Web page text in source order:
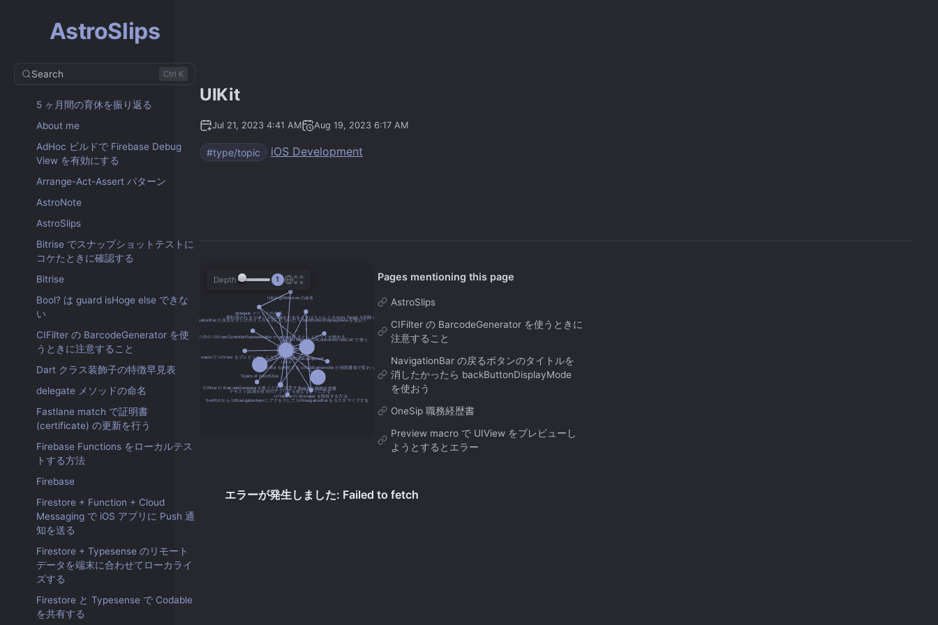
AstroSlips
Search Ctrl K
5 ヶ月間の育休を振り返る
About me
AdHoc ビルドで Firebase Debug
View を有効にする
Arrange-Act-Assert パターン
AstroNote
AstroSlips
Bitrise でスナップショットテストに
コケたときに確認する
Bitrise
Bool? は guard isHoge else できな
い
CIFilter の BarcodeGenerator を使
うときに注意すること
Dart クラス装飾子の特徴早見表
delegate メソッドの命名
Fastlane match で証明書
(certificate) の更新を行う
Firebase Functions をローカルテス
トする方法
Firebase
Firestore + Function + Cloud
Messaging で iOS アプリに Push 通
知を送る
Firestore + Typesense のリモート
データを端末に合わせてローカライ
ズする
Firestore と Typesense で Codable
を共有する
UIKit
Jul 21, 2023 4:41 AM Aug 19, 2023 6:17 AM
#type/topic iOS Development
Depth 1 Pages mentioning this page
AstroSlips
CIFilter の BarcodeGenerator を使うときに
注意すること
NavigationBar の戻るボタンのタイトルを
消したかったら backButtonDisplayMode
を使おう
OneSip 職務経歴書
Preview macro で UIView をプレビューし
ようとするとエラー